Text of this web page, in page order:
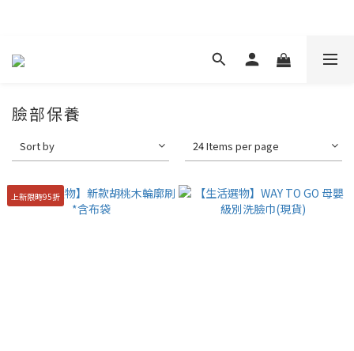
臉部保養
Sort by 24 Items per page
上新限時95折